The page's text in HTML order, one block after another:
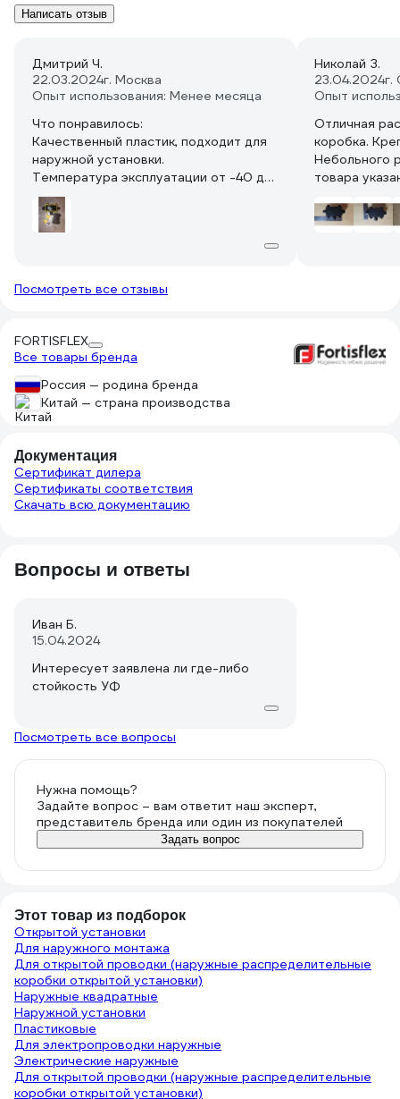
Написать отзыв
Дмитрий Ч.
22.03.2024г. Москва
Опыт использования: Менее месяца
Что понравилось:
Качественный пластик, подходит для
наружной установки.
Температура эксплуатации от -40 до
+105С.
Небольшой размер.
Силиконовые прокладка и
(всего девять) для кабеля различного
потеряется).
Можно брать.
Николай З.
23.04.2024г.
Опыт
Отличная
коробка.
Небольного
товара
Посмотреть все отзывы
FORTISFLEX
Все товары бренда
Россия — родина бренда
Китай — страна производства
Документация
Сертификат дилера
Сертификаты соответствия
Скачать всю документацию
Вопросы и ответы
Иван Б.
15.04.2024
Интересует заявлена ли где-либо
стойкость УФ
Посмотреть все вопросы
Нужна помощь?
Задайте вопрос – вам ответит наш эксперт,
представитель бренда или один из покупателей
Задать вопрос
Этот товар из подборок
Открытой установки
Для наружного монтажа
Для открытой проводки (наружные распределительные
коробки открытой установки)
Наружные квадратные
Наружной установки
Пластиковые
Для электропроводки наружные
Электрические наружные
Для открытой проводки (наружные распределительные
коробки открытой установки)